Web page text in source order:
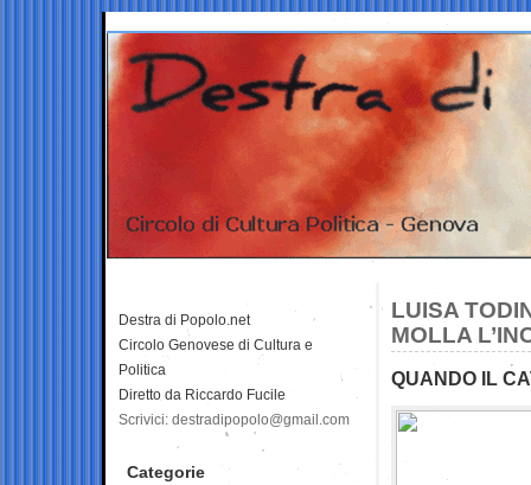
LUISA
MOLLA
QUANDO IL
Destra di Popolo.net
Circolo Genovese di Cultura e
Politica
Diretto da Riccardo Fucile
Scrivici: destradipopolo@gmail.com
Categorie